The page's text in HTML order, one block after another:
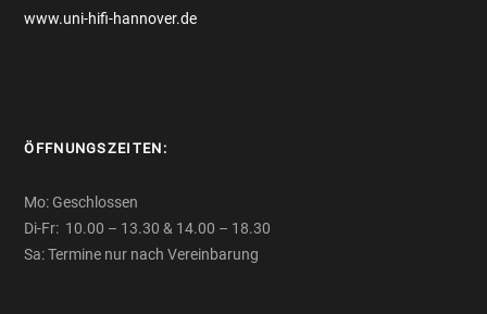
www.uni-hifi-hannover.de
ÖFFNUNGSZEITEN:
Mo: Geschlossen
Di-Fr: 10.00 – 13.30 & 14.00 – 18.30
Sa: Termine nur nach Vereinbarung